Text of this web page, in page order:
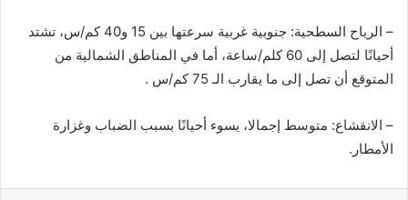
– الرياح السطحية: جنوبية غربية سرعتها بين 15 و40 كم/س، تشتد
أحيانًا لتصل إلى 60 كلم/ساعة، أما في المناطق الشمالية من
المتوقع أن تصل إلى ما يقارب الـ 75 كم/س .
– الانقشاع: متوسط إجمالا، يسوء أحيانًا بسبب الضباب وغزارة
الأمطار.